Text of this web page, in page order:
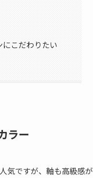
にこだわりたい
ラー
気ですが、軸も高級感が